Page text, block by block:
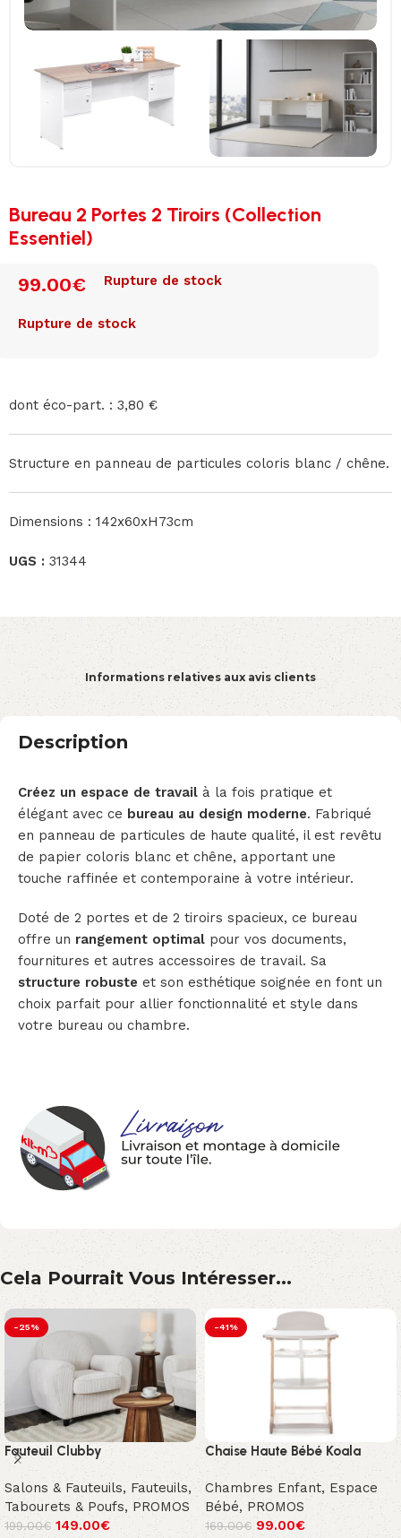
Bureau 2 Portes 2 Tiroirs (Collection
Essentiel)
99.00€ Rupture de stock
Rupture de stock
dont éco-part. : 3,80 €
Structure en panneau de particules coloris blanc / chêne.
Dimensions : 142x60xH73cm
UGS : 31344
Informations relatives aux avis clients
Description
Créez un espace de travail à la fois pratique et
élégant avec ce bureau au design moderne. Fabriqué
en panneau de particules de haute qualité, il est revêtu
de papier coloris blanc et chêne, apportant une
touche raffinée et contemporaine à votre intérieur.
Doté de 2 portes et de 2 tiroirs spacieux, ce bureau
offre un rangement optimal pour vos documents,
fournitures et autres accessoires de travail. Sa
structure robuste et son esthétique soignée en font un
choix parfait pour allier fonctionnalité et style dans
votre bureau ou chambre.
Cela Pourrait Vous Intéresser...
-25%
Fauteuil Clubby
Salons & Fauteuils, Fauteuils,
Tabourets & Poufs, PROMOS
199.00€ 149.00€
-41%
Chaise Haute Bébé Koala
Chambres Enfant, Espace
Bébé, PROMOS
169.00€ 99.00€